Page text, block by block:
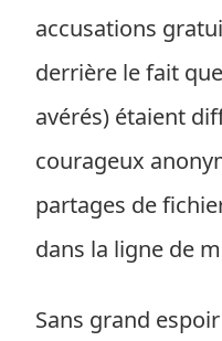
accusations
derrière le fait
avérés) étaient
courageux
partages de
dans la ligne de
Sans grand